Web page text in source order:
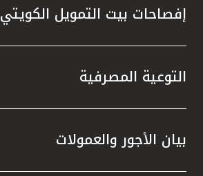
تركيا
مصر
إفصاحات بيت التمويل الكويتي
التوعية المصرفية
بيان الأجور والعمولات